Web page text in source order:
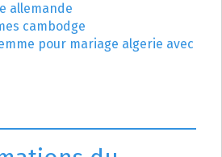
allemande
cambodge
pour mariage algerie avec